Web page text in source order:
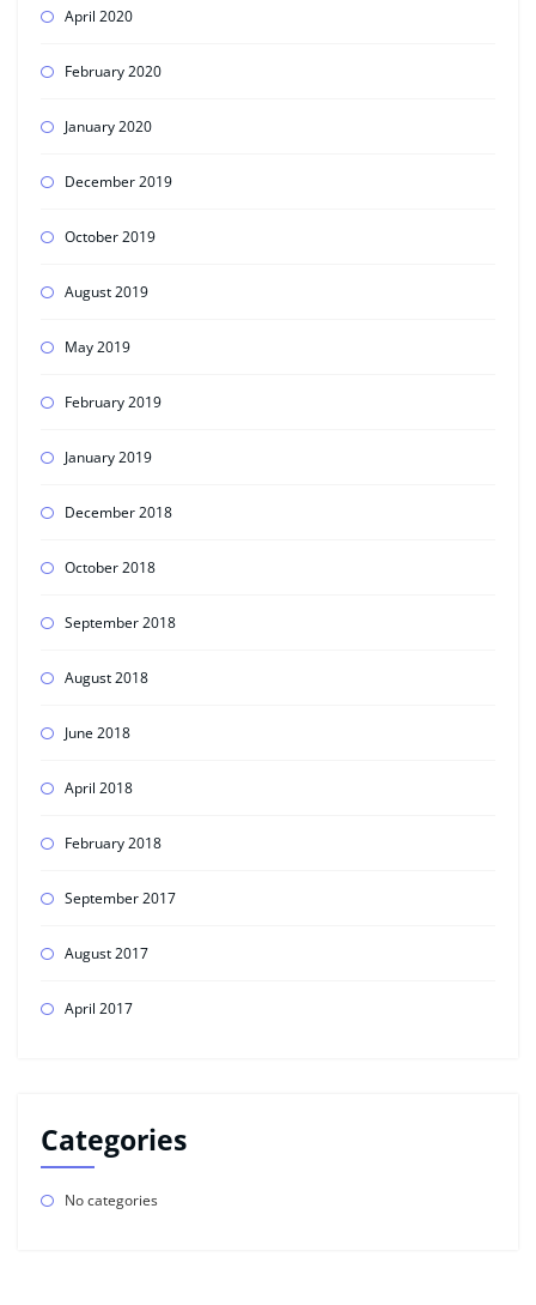
April 2020
February 2020
January 2020
December 2019
October 2019
August 2019
May 2019
February 2019
January 2019
December 2018
October 2018
September 2018
August 2018
June 2018
April 2018
February 2018
September 2017
August 2017
April 2017
Categories
No categories